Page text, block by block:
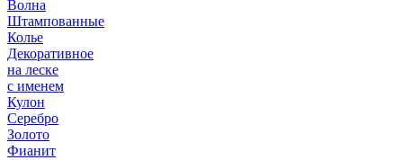
Волна
Штампованные
Колье
Декоративное
на леске
с именем
Кулон
Серебро
Золото
Фианит